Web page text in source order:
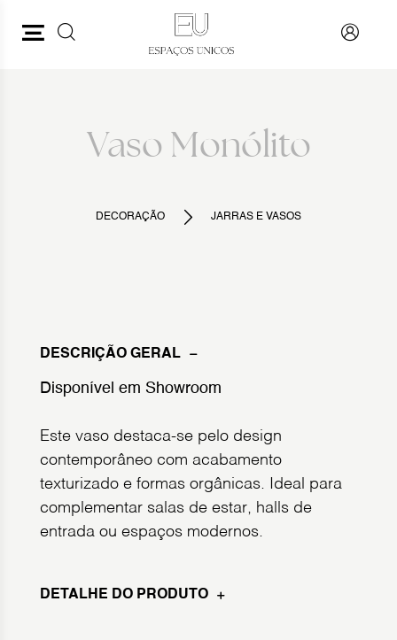
Vaso Monólito
DECORAÇÃO JARRAS E VASOS
DESCRIÇÃO GERAL
Disponível em Showroom
Este vaso destaca-se pelo design
contemporâneo com acabamento
texturizado e formas orgânicas. Ideal para
complementar salas de estar, halls de
entrada ou espaços modernos.
DETALHE DO PRODUTO
PESQUISAR